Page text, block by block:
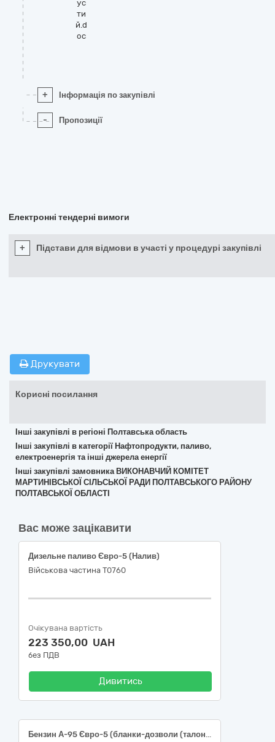
ус
ти
й.d
oc
+ Інформація по закупівлі
- Пропозиції
Електронні тендерні вимоги
+ Підстави для відмови в участі у процедурі закупівлі
Друкувати
Корисні посилання
Інші закупівлі в регіоні Полтавська область
Інші закупівлі в категорії Нафтопродукти, паливо,
електроенергія та інші джерела енергії
Інші закупівлі замовника ВИКОНАВЧИЙ КОМІТЕТ
МАРТИНІВСЬКОЇ СІЛЬСЬКОЇ РАДИ ПОЛТАВСЬКОГО РАЙОНУ
ПОЛТАВСЬКОЇ ОБЛАСТІ
Вас може зацікавити
Дизельне паливо Євро-5 (Налив)
Військова частина Т0760
Очікувана вартість
223 350,00 UAH
без ПДВ
Дивитись
Бензин А-95 Євро-5 (бланки-дозволи (талони)